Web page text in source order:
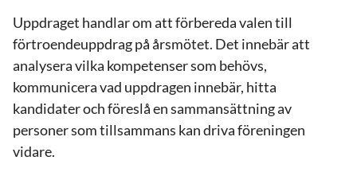
Uppdraget handlar om att förbereda valen till
förtroendeuppdrag på årsmötet. Det innebär att
analysera vilka kompetenser som behövs,
kommunicera vad uppdragen innebär, hitta
kandidater och föreslå en sammansättning av
personer som tillsammans kan driva föreningen
vidare.